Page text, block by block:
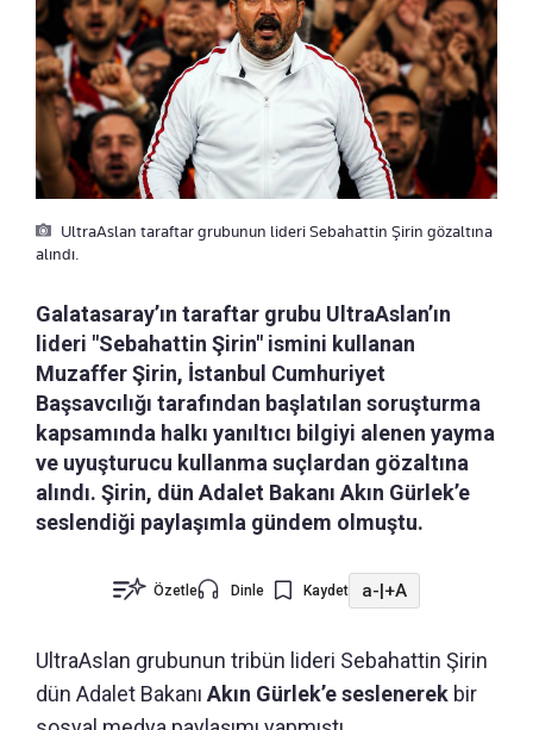
UltraAslan taraftar grubunun lideri Sebahattin Şirin gözaltına
alındı.
Galatasaray’ın taraftar grubu UltraAslan’ın
lideri "Sebahattin Şirin" ismini kullanan
Muzaffer Şirin, İstanbul Cumhuriyet
Başsavcılığı tarafından başlatılan soruşturma
kapsamında halkı yanıltıcı bilgiyi alenen yayma
ve uyuşturucu kullanma suçlardan gözaltına
alındı. Şirin, dün Adalet Bakanı Akın Gürlek’e
seslendiği paylaşımla gündem olmuştu.
Özetle Dinle Kaydet a-|+A
UltraAslan grubunun tribün lideri Sebahattin Şirin
dün Adalet Bakanı Akın Gürlek’e seslenerek bir